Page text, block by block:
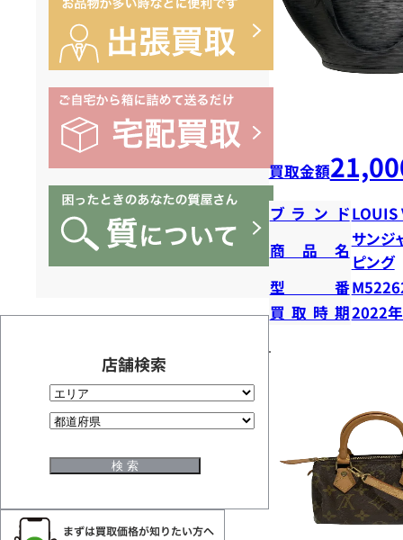
店舗検索
買取金額
ブランドLOUIS
商品名
サンジ
ピング
型番
買取時期2022